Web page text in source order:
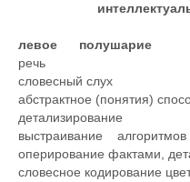
левое полушарие
речь
словесный слух
абстрактное (понятия)
детализирование
выстраивание алгоритмов
оперирование фактами,
словесное кодирование